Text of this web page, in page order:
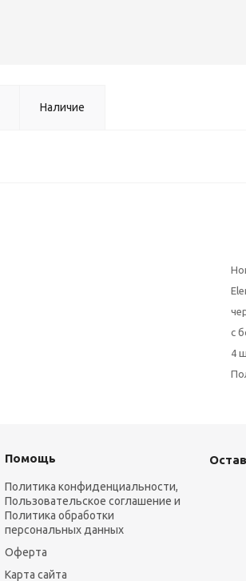
Наличие
с
4
Помощь
Политика конфиденциальности,
Пользовательское соглашение и
Политика обработки
персональных данных
Оферта
Карта сайта